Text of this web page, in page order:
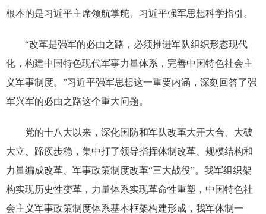
根本的是习近平主席领航掌舵、习近平强军思想科学指引。
“改革是强军的必由之路，必须推进军队组织形态现代
化，构建中国特色现代军事力量体系，完善中国特色社会主
义军事制度。”习近平强军思想这一重要内涵，深刻回答了强
军兴军的必由之路这个重大问题。
党的十八大以来，深化国防和军队改革大开大合、大破
大立、蹄疾步稳，集中打了领导指挥体制改革、规模结构和
力量编成改革、军事政策制度改革“三大战役”。我军组织架
构实现历史性变革，力量体系实现革命性重塑，中国特色社
会主义军事政策制度体系基本框架构建形成，我军体制一